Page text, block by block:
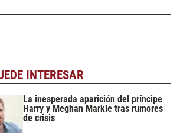
INTERESAR
La inesperada aparición del príncipe
Harry y Meghan Markle tras rumores
de crisis